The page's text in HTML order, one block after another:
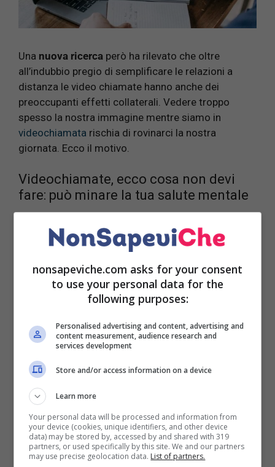
Una nuova ricerca però ha rilevato che oltre
all’indubbio pregio di semplificare le relazioni a
distanza le video chiamate hanno anche dei
preoccupanti effetti collaterali. Vedere troppo
spesso la nostra immagine mentre siamo in
videochiamata rischia di rovinarci la nostra
giornata. Ecco il motivo.
Videochiamate, ecco cosa non devi
fare: può minare la tua salute mentale
Laricerca, portata avanti da alcuni scienziati
dell’Università dell’Illinois Urbana-Champaign (USA),
sostiene che tanto più si guarda la propria
nonsapeviche.com asks for your consent
to use your personal data for the
following purposes:
Personalised advertising and content, advertising and
content measurement, audience research and
services development
Store and/or access information on a device
Learn more
Your personal data will be processed and information from
your device (cookies, unique identifiers, and other device
data) may be stored by, accessed by and shared with 319
partners, or used specifically by this site. We and our partners
may use precise geolocation data. List of partners.